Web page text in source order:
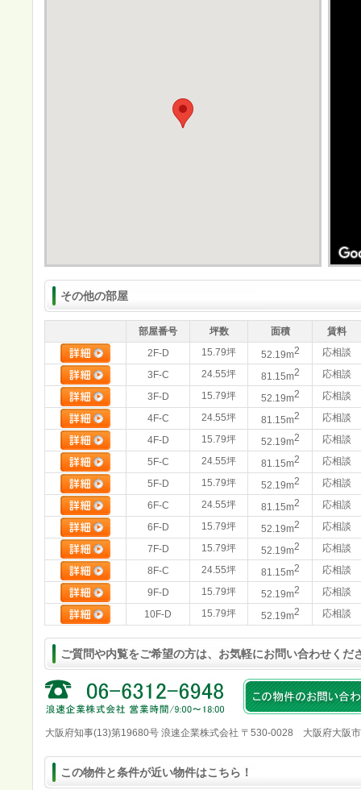
その他の部屋
部屋番号 坪数 面積
賃料
2F-D
15.79坪 52.19m2
応相談
3F-C
24.55坪 81.15m2
応相談
3F-D
15.79坪 52.19m2
応相談
4F-C
24.55坪 81.15m2
応相談
4F-D
15.79坪 52.19m2
応相談
5F-C
24.55坪 81.15m2
応相談
5F-D
15.79坪 52.19m2
応相談
6F-C
24.55坪 81.15m2
応相談
6F-D
15.79坪 52.19m2
応相談
7F-D
15.79坪 52.19m2
応相談
8F-C
24.55坪 81.15m2
応相談
9F-D
15.79坪 52.19m2
応相談
10F-D
15.79坪 52.19m2 応相談
ご質問や内覧をご希望の方は、お気軽にお問い合わせくだ
大阪府知事(13)第19680号 浪速企業株式会社 〒530-0028 大阪府大阪
この物件と条件が近い物件はこちら！